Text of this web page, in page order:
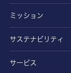
ミッション
サステナビリティ
サービス